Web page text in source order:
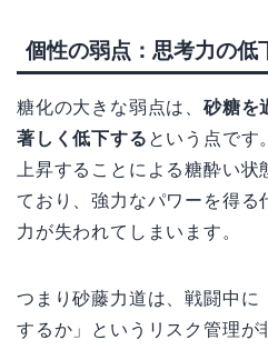
個性の弱点：思考力の低
糖化の大きな弱点は、 砂糖を
著しく低下する という点です
上昇することによる糖酔い
ており、強力なパワーを得る
力が失われてしまいます。
つまり砂藤力道は、戦闘中に
するか」というリスク管理が